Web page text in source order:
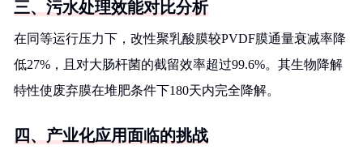
三、污水处理效能对比分析
在同等运行压力下，改性聚乳酸膜较PVDF膜通量衰减率降
低27%，且对大肠杆菌的截留效率超过99.6%。其生物降解
特性使废弃膜在堆肥条件下180天内完全降解。
四、产业化应用面临的挑战